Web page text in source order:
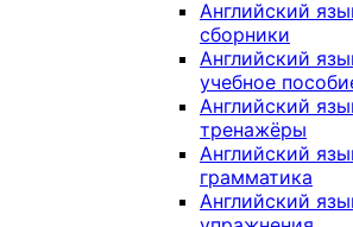
Английский
сборники
Английский
учебное
Английский
тренажёры
Английский
грамматика
Английский